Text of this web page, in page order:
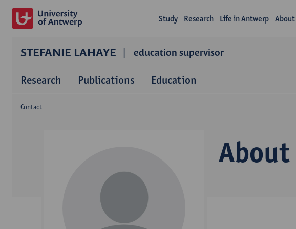
Study Research Life in Antwerp
STEFANIE LAHAYE education supervisor
Research Publications Education
About
Contact